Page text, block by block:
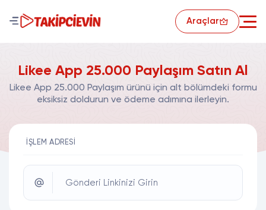
Araçlar
Likee App 25.000 Paylaşım Satın Al
Likee App 25.000 Paylaşım ürünü için alt bölümdeki formu
eksiksiz doldurun ve ödeme adımına ilerleyin.
İŞLEM ADRESI
Gönderi Linkinizi Girin